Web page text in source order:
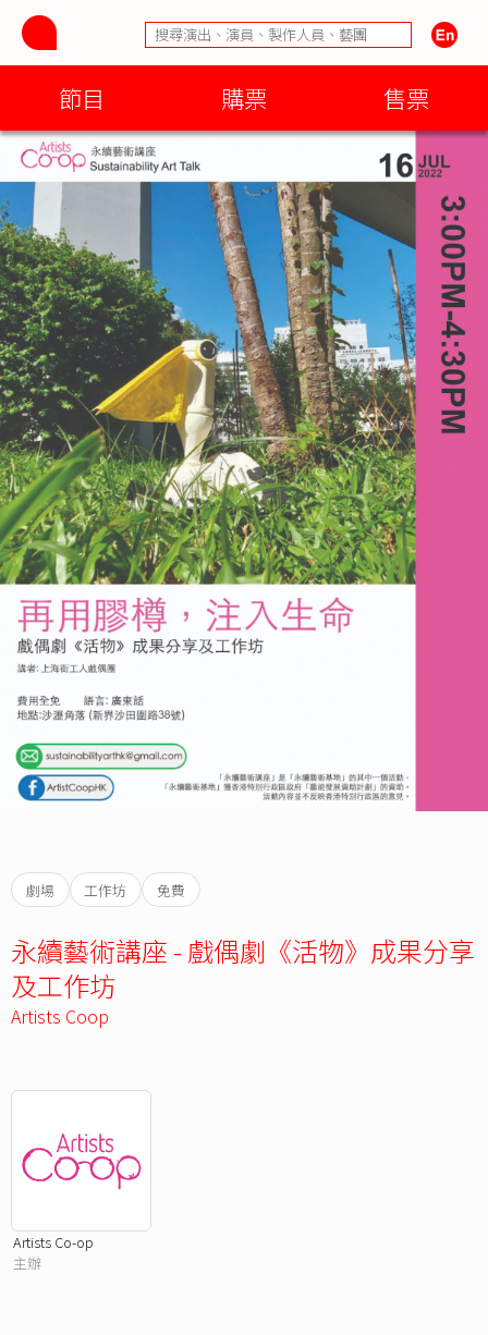
節目 購票 售票
劇場 工作坊 免費
永續藝術講座 - 戲偶劇《活物》成果分享
及工作坊
Artists Coop
Artists Co-op
主辦